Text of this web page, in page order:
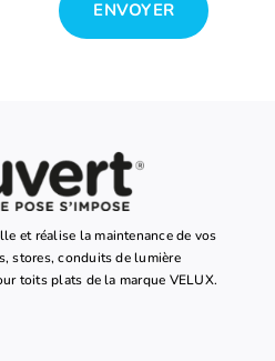
ENVOYER
et réalise la maintenance de vos
stores, conduits de lumière
toits plats de la marque VELUX.